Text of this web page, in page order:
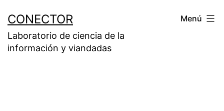
contenido
CONECTOR
Laboratorio de ciencia de la
información y viandadas
Menú